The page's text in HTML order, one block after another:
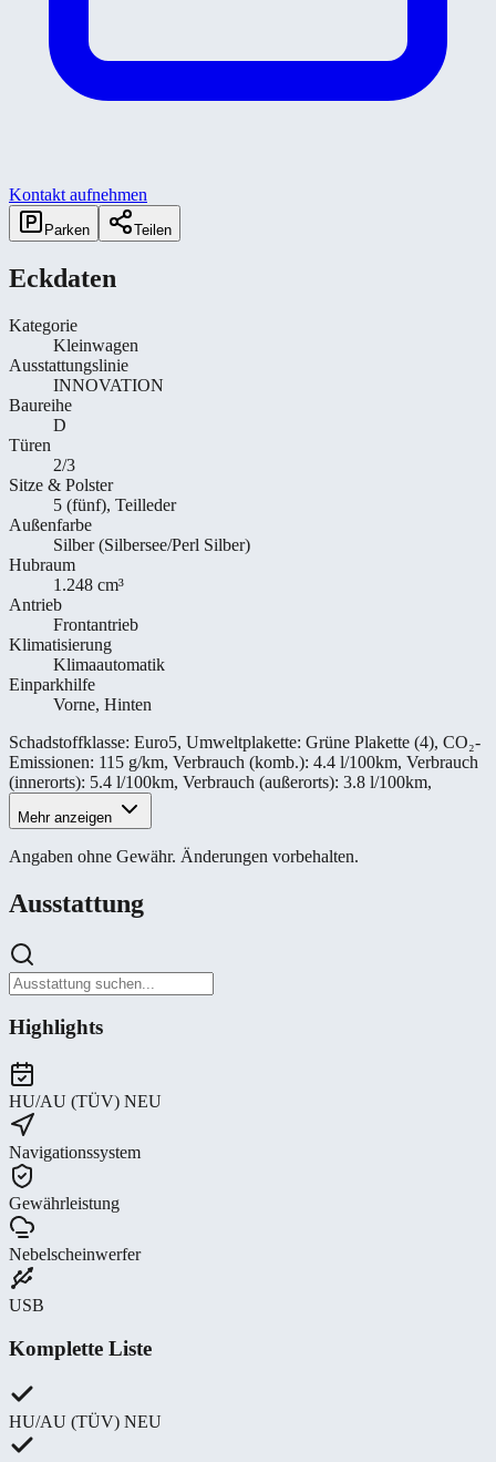
Kontakt aufnehmen
Parken Teilen
Eckdaten
Kategorie
Kleinwagen
Ausstattungslinie
INNOVATION
Baureihe
D
Türen
2/3
Sitze & Polster
5 (fünf), Teilleder
Außenfarbe
Silber (Silbersee/Perl Silber)
Hubraum
1.248 cm³
Antrieb
Frontantrieb
Klimatisierung
Klimaautomatik
Einparkhilfe
Vorne, Hinten
Schadstoffklasse: Euro5, Umweltplakette: Grüne Plakette (4), CO₂-
Emissionen: 115 g/km, Verbrauch (komb.): 4.4 l/100km, Verbrauch
(innerorts): 5.4 l/100km, Verbrauch (außerorts): 3.8 l/100km,
Mehr anzeigen
Angaben ohne Gewähr. Änderungen vorbehalten.
Ausstattung
Highlights
HU/AU (TÜV) NEU
Navigationssystem
Gewährleistung
Nebelscheinwerfer
USB
Komplette Liste
HU/AU (TÜV) NEU